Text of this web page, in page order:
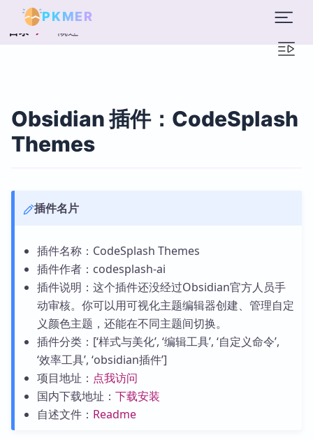
PKMER
目录 概述
Obsidian 插件：CodeSplash
Themes
插件名片
插件名称：CodeSplash Themes
插件作者：codesplash-ai
插件说明：这个插件还没经过Obsidian官方人员手
动审核。你可以用可视化主题编辑器创建、管理自定
义颜色主题，还能在不同主题间切换。
插件分类：[‘样式与美化’, ‘编辑工具’, ‘自定义命令’,
‘效率工具’, ‘obsidian插件’]
项目地址： 点我访问
国内下载地址： 下载安装
自述文件： Readme